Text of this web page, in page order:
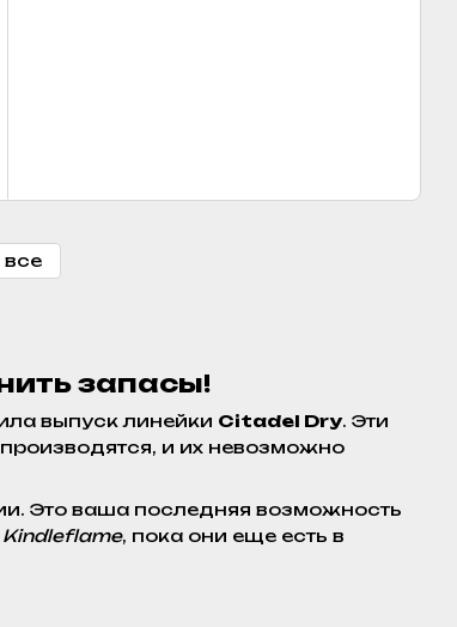
запасы!
выпуск линейки Citadel Dry. Эти
и их невозможно
Это ваша последняя возможность
Kindleflame, пока они еще есть в
все